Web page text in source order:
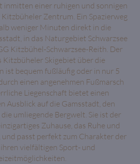
inmitten einer ruhigen und sonnigen
Zentrum. Ein Spazierweg
weniger Minuten direkt in die
in das Naturgebiet Schwarzsee
Kitzbühel-Schwarzsee-Reith. Der
Kitzbüheler Skigebiet über die
ist bequem fußläufig oder in nur 5
einen angenehmen Fußmarsch
Liegenschaft bietet einen
Ausblick auf die Gamsstadt, den
umliegende Bergwelt. Sie ist der
Zuhause, das Ruhe und
passt perfekt zum Charakter der
vielfältigen Sport- und